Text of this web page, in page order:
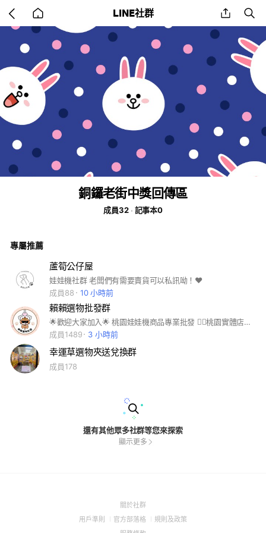
back
to
home
LINE社群 share
銅鑼老街中獎回傳區
成員32 記事本0
專屬推薦
蘆筍公仔屋
娃娃機社群 老闆們有需要賣貨可以私訊呦！❤️
成員88
10 小時前
賴賴選物批發群
🌟歡迎大家加入🌟 桃園娃娃機商品專業批發 👉🏻桃園實體店面 👉🏻來店自取無數量限制 👉🏻門口可停車 店裡有冷氣 👉🏻大陸直發免運 可宅配 賣貨便 👉🏻獨家商品 改盒 👉🏻客製化服務 包膜 泡殼 外包 C架 👉🏻可併單 私訊留貨 👉🏻每月飛去看貨 最新商品帶回來 ———————————————————— 現貨 賣貨便當天寄出 需要私訊我可加官方line 祝大家都能買到喜歡的商品👍🏻
成員1489
3 小時前
幸運草選物夾送兌換群
成員178
還有其他眾多社群等您來探索
顯示更多
關於社群(Open
用戶準則
(Open
官方部落格
(Open
規則及政策(Open